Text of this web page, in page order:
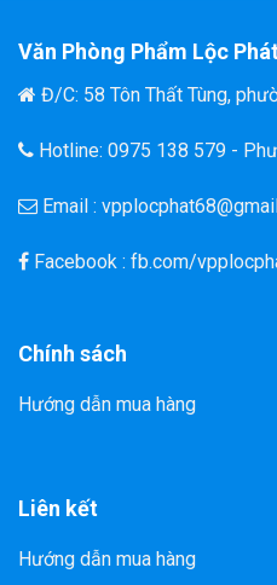
Văn Phòng Phẩm Lộc
Đ/C: 58 Tôn Thất Tùng,
Hotline: 0975 138 579 -
Email :
Facebook : fb.com/
Chính sách
Hướng dẫn mua hàng
Liên kết
Hướng dẫn mua hàng